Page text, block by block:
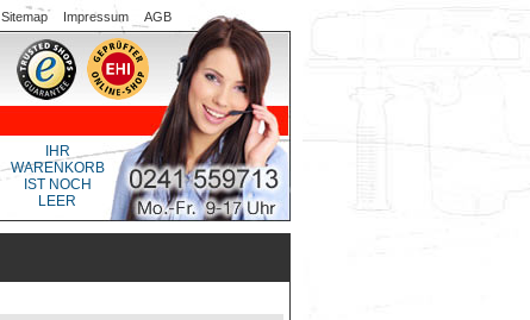
Sitemap Impressum AGB
IHR
WARENKORB
IST NOCH
LEER